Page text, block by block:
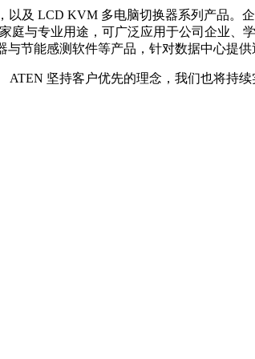
及 LCD KVM 多电脑切换器系列产品。
与专业用途，可广泛应用于公司企业、
节能感测软件等产品，针对数据中心提供
坚持客户优先的理念，我们也将持续